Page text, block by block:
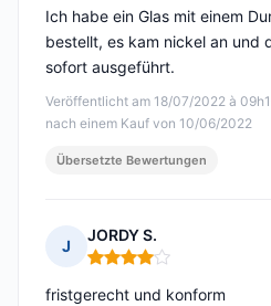
Veröffentlicht am 18/07/2022 à
nach einem Kauf von 10/06/2022
Ich habe ein Glas mit einem
bestellt, es kam nickel an und
sofort ausgeführt.
Übersetzte Bewertungen
J
JORDY S.
Hinweis: 4 von 5
fristgerecht und konform